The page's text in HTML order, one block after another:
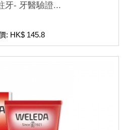
牙- 牙醫驗證...
: HK$ 145.8